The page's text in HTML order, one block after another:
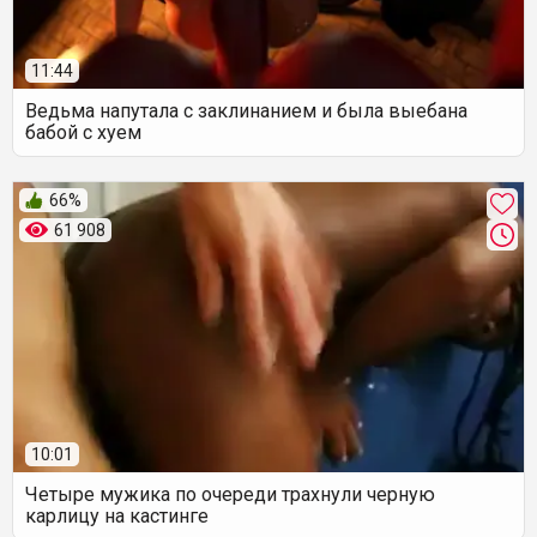
11:44
Ведьма напутала с заклинанием и была выебана
бабой с хуем
61 908
66%
10:01
Четыре мужика по очереди трахнули черную
карлицу на кастинге